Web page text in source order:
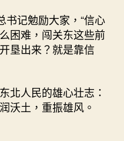
书记勉励大家，“信心
困难，闯关东这些前
垦出来？就是靠信
北人民的雄心壮志：
沃土，重振雄风。